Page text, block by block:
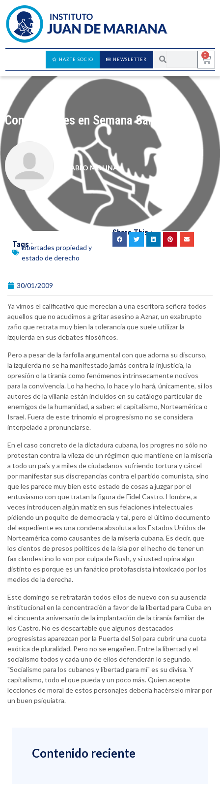
0
NEWSLETTER
HAZTE SOCIO
Como progres en Semana Santa
PABLO MOLINA
Tags :
Libertades propiedad y
estado de derecho
Share This :
30/01/2009
Ya vimos el calificativo que merecían a una escritora señera todos
aquellos que no acudimos a gritar asesino a Aznar, un exabrupto
zafio que retrata muy bien la tolerancia que suele utilizar la
izquierda en sus debates filosóficos.
Pero a pesar de la farfolla argumental con que adorna su discurso,
la izquierda no se ha manifestado jamás contra la injusticia, la
opresión o la tiranía como fenómenos intrínsecamente nocivos
para la convivencia. Lo ha hecho, lo hace y lo hará, únicamente, si los
autores de la villanía están incluidos en su catálogo particular de
enemigos de la humanidad, a saber: el capitalismo, Norteamérica o
Israel. Fuera de este trinomio el progresismo no se considera
interpelado a pronunciarse.
En el caso concreto de la dictadura cubana, los progres no sólo no
protestan contra la vileza de un régimen que mantiene en la miseria
a todo un país y a miles de ciudadanos sufriendo tortura y cárcel
por manifestar sus discrepancias contra el partido comunista, sino
que les parece muy bien este estado de cosas a juzgar por el
entusiasmo con que tratan la figura de Fidel Castro. Hombre, a
veces introducen algún matiz en sus felaciones intelectuales
pidiendo un poquito de democracia y tal, pero el último documento
del expediente es una condena absoluta a los Estados Unidos de
Norteamérica como causantes de la miseria cubana. Es decir, que
los cientos de presos políticos de la isla por el hecho de tener un
fax clandestino lo son por culpa de Bush, y si usted opina algo
distinto es porque es un fanático protofascista intoxicado por los
medios de la derecha.
Este domingo se retratarán todos ellos de nuevo con su ausencia
institucional en la concentración a favor de la libertad para Cuba en
el cincuenta aniversario de la implantación de la tiranía familiar de
los Castro. No es descartable que algunos destacados
progresistas aparezcan por la Puerta del Sol para cubrir una cuota
exótica de pluralidad. Pero no se engañen. Entre la libertad y el
socialismo todos y cada uno de ellos defenderán lo segundo.
"Socialismo para los cubanos y libertad para mí" es su divisa. Y
capitalismo, todo el que pueda y un poco más. Quien acepte
lecciones de moral de estos personajes debería hacérselo mirar por
un buen psiquiatra.
Contenido reciente